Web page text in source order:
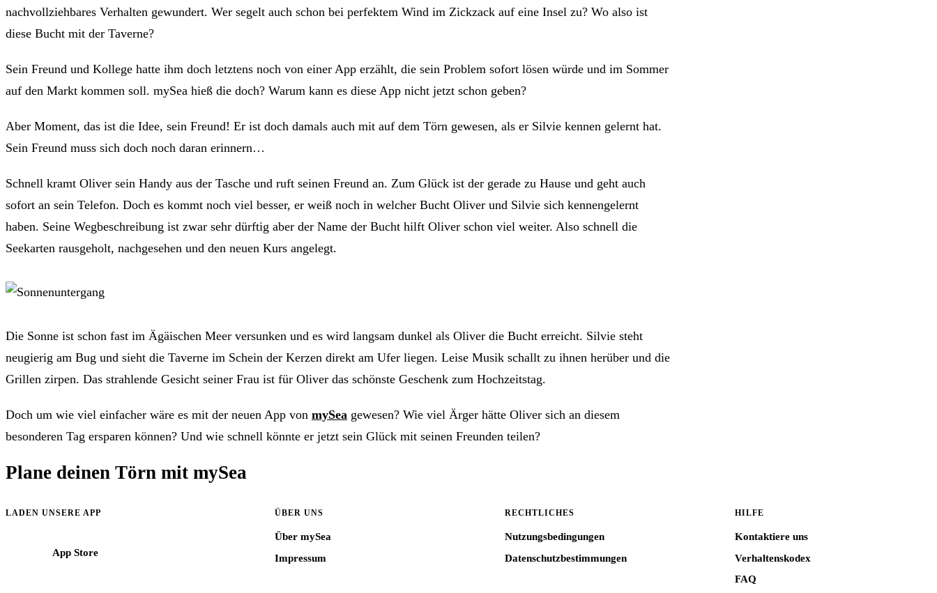
nachvollziehbares Verhalten gewundert. Wer segelt auch schon bei perfektem Wind im Zickzack auf eine Insel zu? Wo also ist
diese Bucht mit der Taverne?
Sein Freund und Kollege hatte ihm doch letztens noch von einer App erzählt, die sein Problem sofort lösen würde und im Sommer
auf den Markt kommen soll. mySea hieß die doch? Warum kann es diese App nicht jetzt schon geben?
Aber Moment, das ist die Idee, sein Freund! Er ist doch damals auch mit auf dem Törn gewesen, als er Silvie kennen gelernt hat.
Sein Freund muss sich doch noch daran erinnern…
Schnell kramt Oliver sein Handy aus der Tasche und ruft seinen Freund an. Zum Glück ist der gerade zu Hause und geht auch
sofort an sein Telefon. Doch es kommt noch viel besser, er weiß noch in welcher Bucht Oliver und Silvie sich kennengelernt
haben. Seine Wegbeschreibung ist zwar sehr dürftig aber der Name der Bucht hilft Oliver schon viel weiter. Also schnell die
Seekarten rausgeholt, nachgesehen und den neuen Kurs angelegt.
Die Sonne ist schon fast im Ägäischen Meer versunken und es wird langsam dunkel als Oliver die Bucht erreicht. Silvie steht
neugierig am Bug und sieht die Taverne im Schein der Kerzen direkt am Ufer liegen. Leise Musik schallt zu ihnen herüber und die
Grillen zirpen. Das strahlende Gesicht seiner Frau ist für Oliver das schönste Geschenk zum Hochzeitstag.
Doch um wie viel einfacher wäre es mit der neuen App von mySea gewesen? Wie viel Ärger hätte Oliver sich an diesem
besonderen Tag ersparen können? Und wie schnell könnte er jetzt sein Glück mit seinen Freunden teilen?
Plane deinen Törn mit mySea
LADEN UNSERE APP
App Store
ÜBER UNS
Über mySea
Impressum
RECHTLICHES
Nutzungsbedingungen
Datenschutzbestimmungen
HILFE
Kontaktiere uns
Verhaltenskodex
FAQ